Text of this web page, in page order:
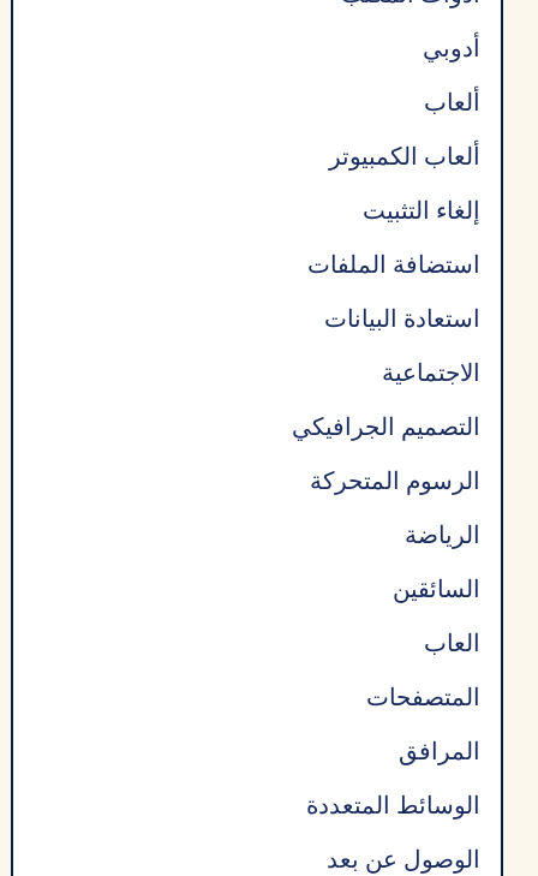
أدوبي
ألعاب
ألعاب الكمبيوتر
إلغاء التثبيت
استضافة الملفات
استعادة البيانات
الاجتماعية
التصميم الجرافيكي
الرسوم المتحركة
الرياضة
السائقين
العاب
المتصفحات
المرافق
الوسائط المتعددة
الوصول عن بعد